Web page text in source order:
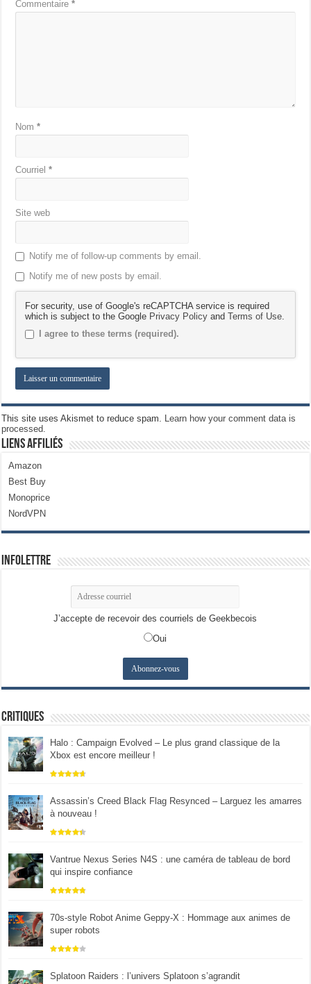
Commentaire*
Nom*
Courriel*
Site web
Notify me of follow-up comments by email.
Notify me of new posts by email.
For security, use of Google's reCAPTCHA service is required
which is subject to the Google Privacy Policy andTerms of Use.
I agree to these terms (required).
This site uses Akismet to reduce spam. Learn how your comment data is
processed.
Liens Affiliés
Amazon
Best Buy
Monoprice
NordVPN
Infolettre
J’accepte de recevoir des courriels de Geekbecois
Oui
Critiques
Halo : Campaign Evolved – Le plus grand classique de la
Xbox est encore meilleur !
Assassin’s Creed Black Flag Resynced – Larguez les amarres
à nouveau !
Vantrue Nexus Series N4S : une caméra de tableau de bord
qui inspire confiance
70s-style Robot Anime Geppy-X : Hommage aux animes de
super robots
Splatoon Raiders : l’univers Splatoon s’agrandit